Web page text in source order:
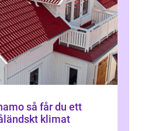
du ett
klimat